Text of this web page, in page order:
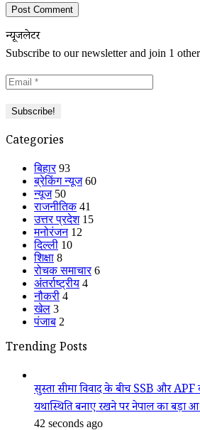
न्यूजलेटर
Subscribe to our newsletter and join 1
Categories
बिहार 93
ब्रेकिंग न्यूज 60
न्यूज 50
राजनीतिक 41
उत्तर प्रदेश 15
मनोरंजन 12
दिल्ली 10
शिक्षा 8
रोचक समाचार 6
अंतर्राष्ट्रीय 4
नौकरी 4
खेल 3
पंजाब 2
Trending Posts
सुस्ता सीमा विवाद के बीच SSB और
यथास्थिति बनाए रखने पर नेपाल का बड़ा
42 seconds ago